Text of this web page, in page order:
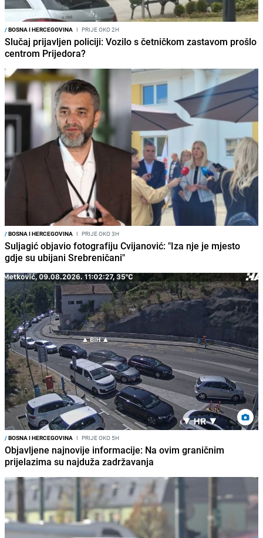
/BOSNA I HERCEGOVINA I PRIJE OKO 2H
Slučaj prijavljen policiji: Vozilo s četničkom zastavom prošlo
centrom Prijedora?
/BOSNA I HERCEGOVINA I PRIJE OKO 3H
Suljagić objavio fotografiju Cvijanović: "Iza nje je mjesto
gdje su ubijani Srebreničani"
/BOSNA I HERCEGOVINA I PRIJE OKO 5H
Objavljene najnovije informacije: Na ovim graničnim
prijelazima su najduža zadržavanja